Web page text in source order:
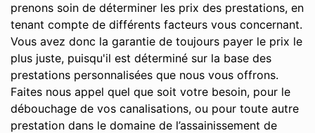
prenons soin de déterminer les prix des prestations, en
tenant compte de différents facteurs vous concernant.
Vous avez donc la garantie de toujours payer le prix le
plus juste, puisqu'il est déterminé sur la base des
prestations personnalisées que nous vous offrons.
Faites nous appel quel que soit votre besoin, pour le
débouchage de vos canalisations, ou pour toute autre
prestation dans le domaine de l’assainissement de